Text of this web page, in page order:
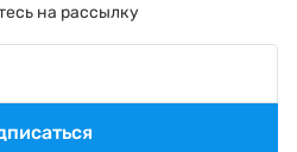
на рассылку